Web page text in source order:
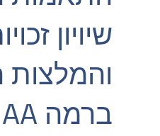
שיויון
ברמה AA